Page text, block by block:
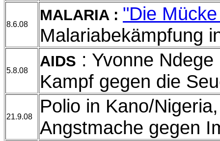
8.6.08
MALARIA : "Die
Malariabekämpfung
5.8.08
AIDS : Yvonne
Kampf gegen die
21.9.08
Polio in Kano/
Angstmache gegen